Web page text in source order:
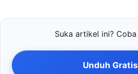
Suka artikel ini? Coba
Unduh Gratis